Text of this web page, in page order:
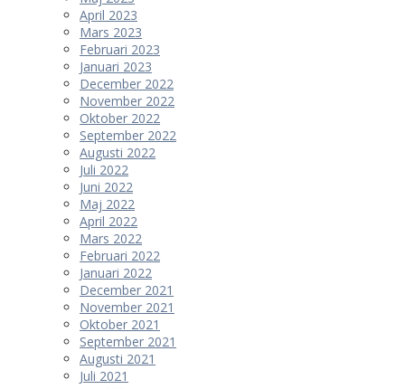
April 2023
Mars 2023
Februari 2023
Januari 2023
December 2022
November 2022
Oktober 2022
September 2022
Augusti 2022
Juli 2022
Juni 2022
Maj 2022
April 2022
Mars 2022
Februari 2022
Januari 2022
December 2021
November 2021
Oktober 2021
September 2021
Augusti 2021
Juli 2021